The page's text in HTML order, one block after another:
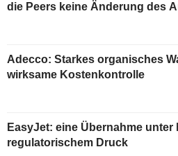
die Peers keine Änderung des
Adecco: Starkes organisches
wirksame Kostenkontrolle
EasyJet: eine Übernahme unter
regulatorischem Druck